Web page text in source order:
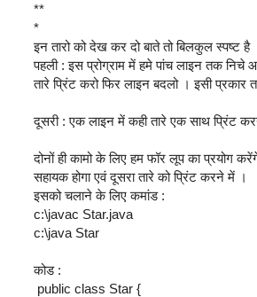
**
*
इन तारो को देख कर दो बाते तो बिलकुल स्पष्ट है
पहली : इस प्रोग्राम में हमे पांच लाइन तक निचे
तारे प्रिंट करो फिर लाइन बदलो । इसी
दूसरी : एक लाइन में कही तारे एक साथ प्रिंट
दोनों ही कामो के लिए हम फॉर लूप का प्रयोग
सहायक होगा एवं दूसरा तारे को प्रिंट करने में ।
इसको चलाने के लिए कमांड :
c:\javac Star.java
c:\java Star
कोड :
public class Star {